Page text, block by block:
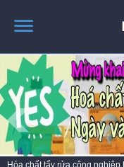
TRANG CHỦ
GIỚI THIỆU
THÔNG TIN SẢN PHẨM
TIN TỨC
Hóa chất tẩy rửa công nghiệp